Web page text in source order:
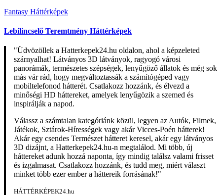
Fantasy Háttérképek
Lebilincselő Teremtmény Háttérképek
"Üdvözöllek a Hatterkepek24.hu oldalon, ahol a képzeleted
szárnyalhat! Látványos 3D látványok, ragyogó városi
panorámák, természetes szépségek, lenyűgöző állatok és még sok
más vár rád, hogy megváltoztassák a számítógéped vagy
mobiltelefonod hátterét. Csatlakozz hozzánk, és élvezd a
minőségi HD háttereket, amelyek lenyűgözik a szemed és
inspirálják a napod.
Válassz a számtalan kategóriánk közül, legyen az Autók, Filmek,
Játékok, Sztárok-Hírességek vagy akár Vicces-Poén hátterek!
Akár egy csendes Természet hátteret keresel, akár egy látványos
3D dizájnt, a Hatterkepek24.hu-n megtalálod. Mi több, új
háttereket adunk hozzá naponta, így mindig találsz valami frisset
és izgalmasat. Csatlakozz hozzánk, és tudd meg, miért választ
minket több ezer ember a háttereik forrásának!"
HÁTTÉRKÉPEK24.hu